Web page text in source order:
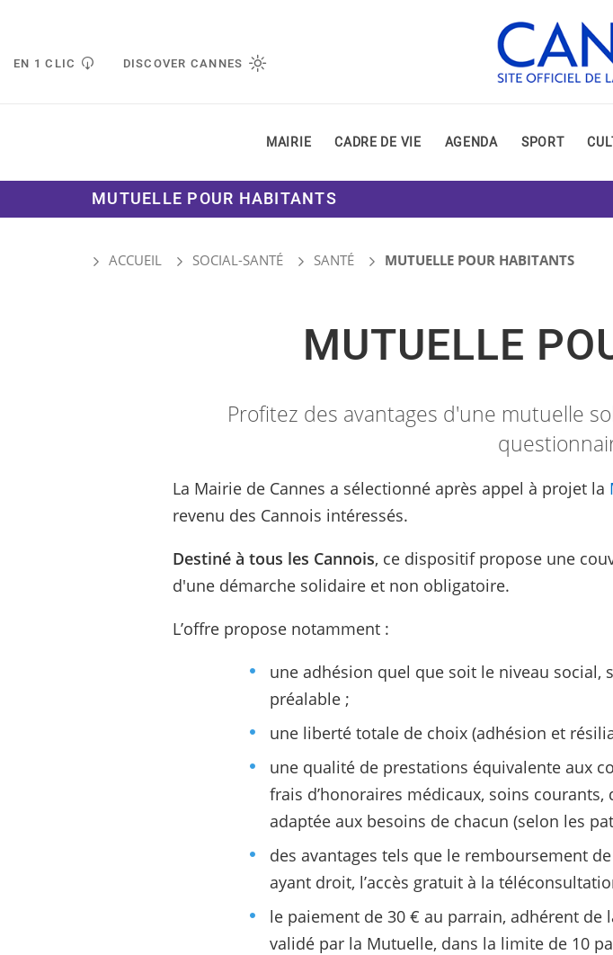
EN 1 CLIC DISCOVER CANNES
MAIRIE CADRE DE VIE AGENDA SPORT
MUTUELLE POUR HABITANTS
ACCUEIL SOCIAL-SANTÉ SANTÉ MUTUELLE POUR HABITANTS
MUTUELLE
Profitez des avantages d'une mutuelle
La Mairie de Cannes a sélectionné après appel à projet la
revenu des Cannois intéressés.
Destiné à tous les Cannois, ce dispositif propose une
d'une démarche solidaire et non obligatoire.
L’offre propose notamment :
une adhésion quel que soit le niveau social,
préalable ;
une liberté totale de choix (adhésion et
une qualité de prestations équivalente aux
frais d’honoraires médicaux, soins
adaptée aux besoins de chacun (selon les
des avantages tels que le remboursement
ayant droit, l’accès gratuit à la
le paiement de 30 € au parrain, adhérent de
validé par la Mutuelle, dans la limite de 10